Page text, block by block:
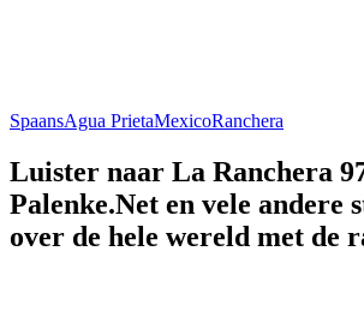
SpaansAgua PrietaMexicoRanchera
Luister naar La Ranchera
Palenke.Net en vele andere
over de hele wereld met de